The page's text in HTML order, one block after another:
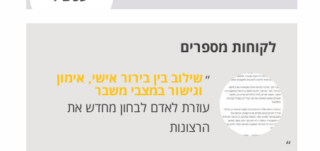
לקוחות מספרים
שילוב בין בירור אישי, אימון
וגישור במצבי משבר
עוזרת לאדם לבחון מחדש את
הרצונות